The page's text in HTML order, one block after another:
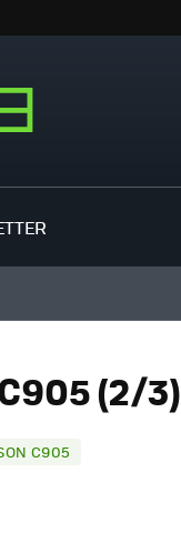
(2/3)
C905